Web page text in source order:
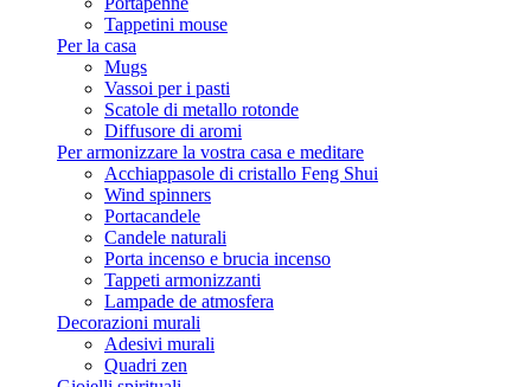
Tappetini mouse
Per la casa
Mugs
Vassoi per i pasti
Scatole di metallo rotonde
Diffusore di aromi
Per armonizzare la vostra casa e meditare
Acchiappasole di cristallo Feng Shui
Wind spinners
Portacandele
Candele naturali
Porta incenso e brucia incenso
Tappeti armonizzanti
Lampade de atmosfera
Decorazioni murali
Adesivi murali
Quadri zen